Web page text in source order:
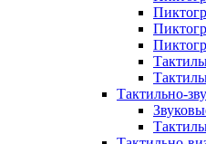
Тактильно-